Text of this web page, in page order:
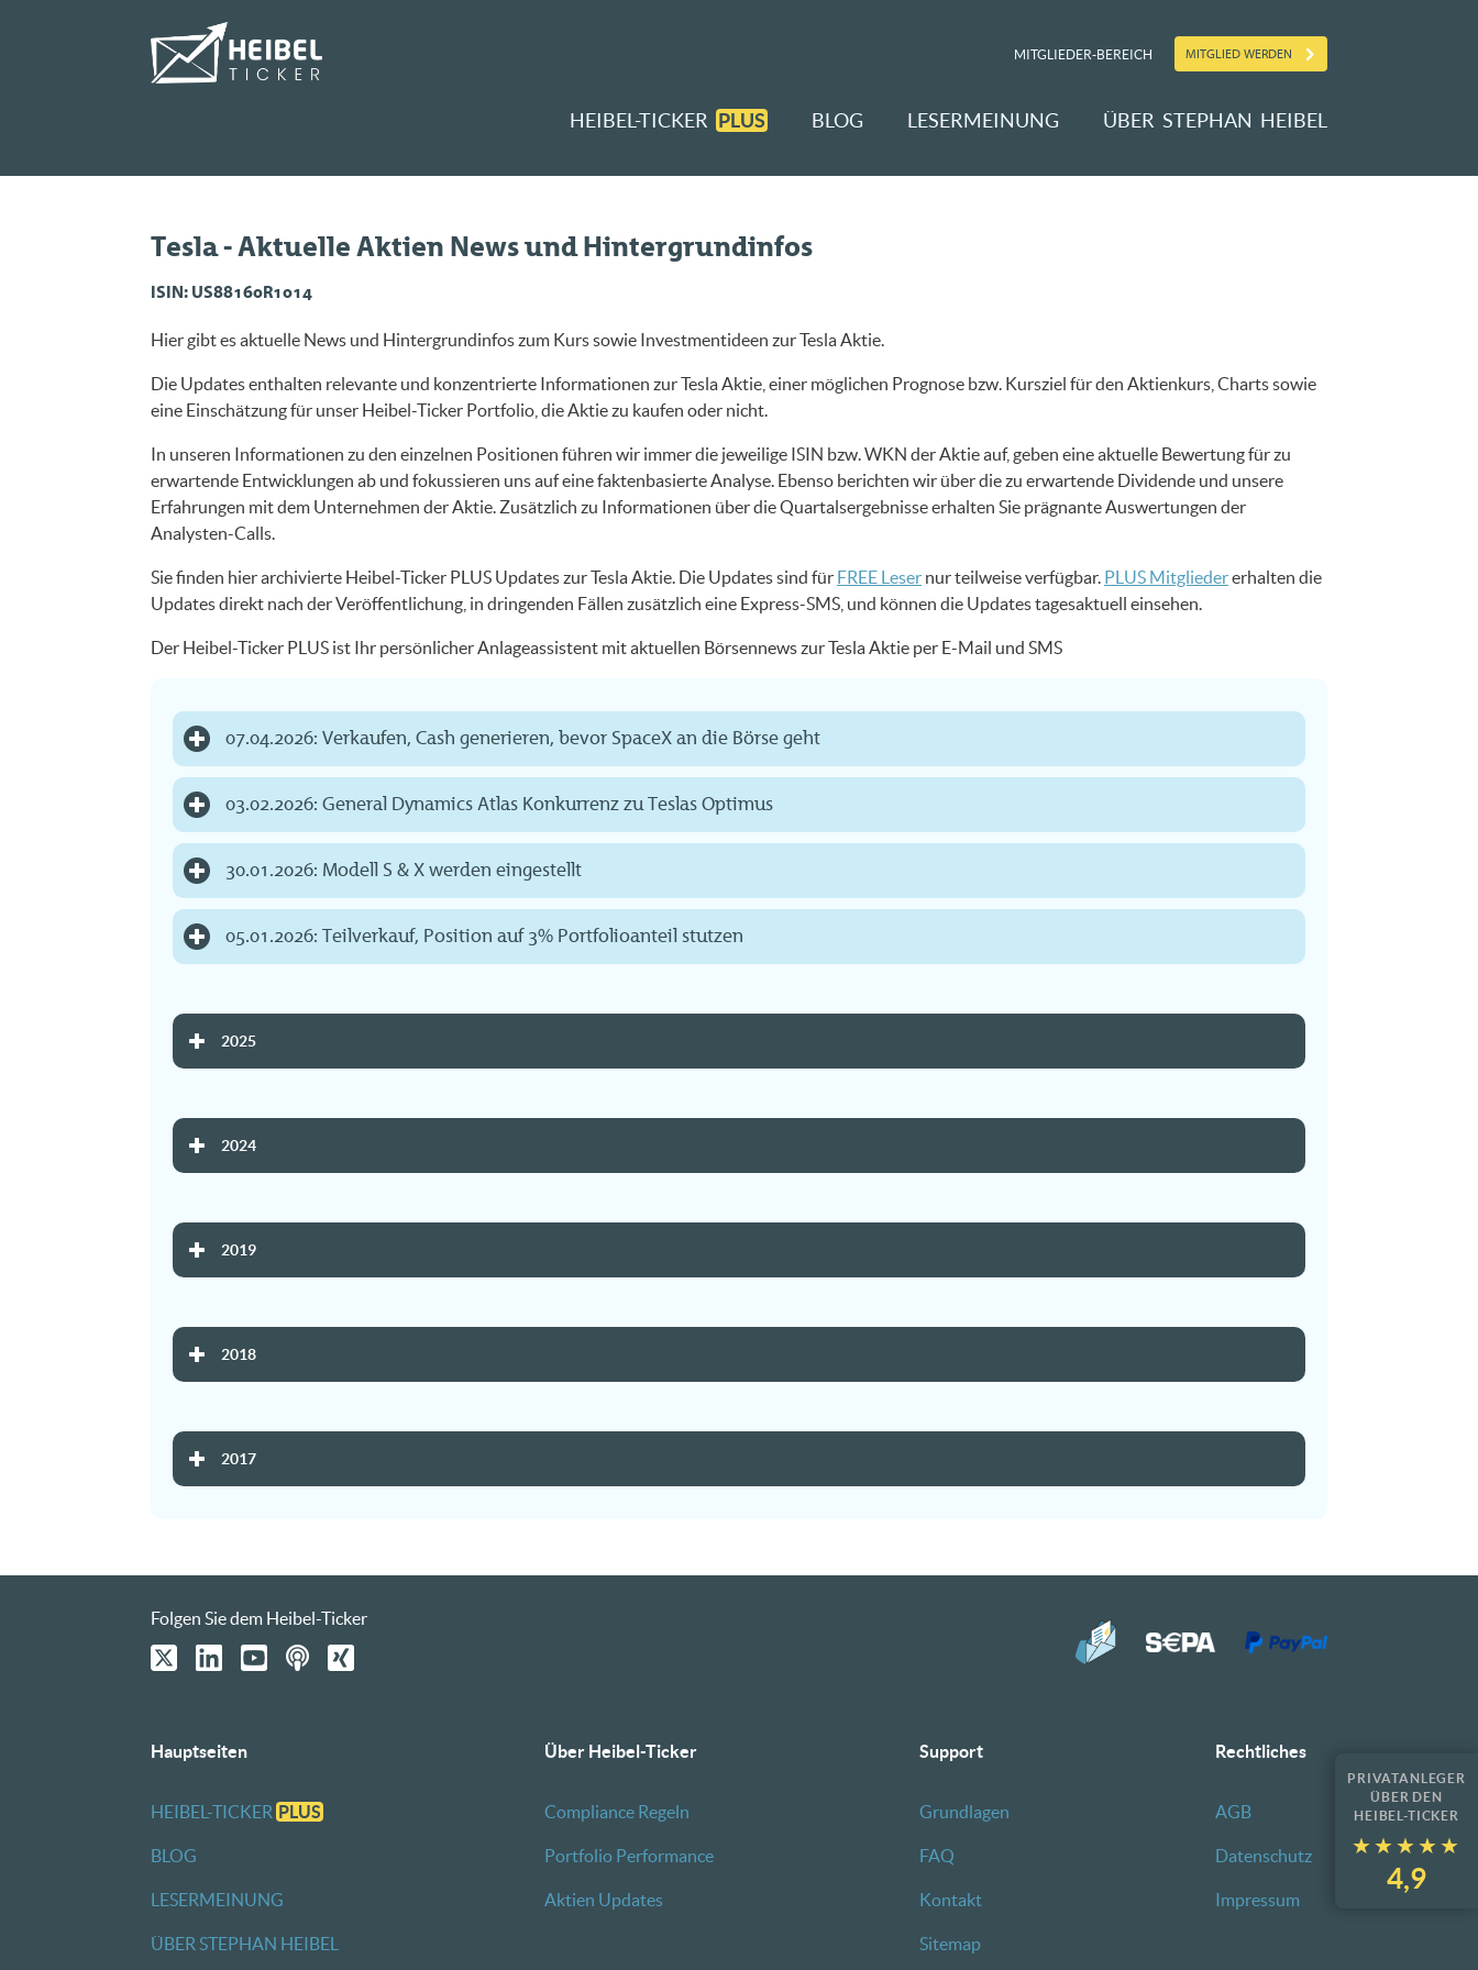
MITGLIEDER-BEREICH MITGLIED WERDEN
HEIBEL-TICKER PLUS BLOG LESERMEINUNG ÜBER STEPHAN HEIBEL
PRIVATANLEGER
ÜBER DEN
HEIBEL-TICKER
★★★★★
★★★★★
4,9
Tesla - Aktuelle Aktien News und Hintergrundinfos
ISIN: US88160R1014
Hier gibt es aktuelle News und Hintergrundinfos zum Kurs sowie Investmentideen zur Tesla Aktie.
Die Updates enthalten relevante und konzentrierte Informationen zur Tesla Aktie, einer möglichen Prognose bzw. Kursziel für den Aktienkurs, Charts sowie
eine Einschätzung für unser Heibel-Ticker Portfolio, die Aktie zu kaufen oder nicht.
In unseren Informationen zu den einzelnen Positionen führen wir immer die jeweilige ISIN bzw. WKN der Aktie auf, geben eine aktuelle Bewertung für zu
erwartende Entwicklungen ab und fokussieren uns auf eine faktenbasierte Analyse. Ebenso berichten wir über die zu erwartende Dividende und unsere
Erfahrungen mit dem Unternehmen der Aktie. Zusätzlich zu Informationen über die Quartalsergebnisse erhalten Sie prägnante Auswertungen der
Analysten-Calls.
Sie finden hier archivierte Heibel-Ticker PLUS Updates zur Tesla Aktie. Die Updates sind für FREE Leser nur teilweise verfügbar. PLUS Mitgliedererhalten die
Updates direkt nach der Veröffentlichung, in dringenden Fällen zusätzlich eine Express-SMS, und können die Updates tagesaktuell einsehen.
Der Heibel-Ticker PLUS ist Ihr persönlicher Anlageassistent mit aktuellen Börsennews zur Tesla Aktie per E-Mail und SMS
07.04.2026: Verkaufen, Cash generieren, bevor SpaceX an die Börse geht
03.02.2026: General Dynamics Atlas Konkurrenz zu Teslas Optimus
30.01.2026: Modell S & X werden eingestellt
05.01.2026: Teilverkauf, Position auf 3% Portfolioanteil stutzen
2025
2024
2019
2018
2017
Folgen Sie dem Heibel-Ticker
Hauptseiten
HEIBEL-TICKER PLUS
BLOG
LESERMEINUNG
ÜBER STEPHAN HEIBEL
Über Heibel-Ticker
Compliance Regeln
Portfolio Performance
Aktien Updates
Support
Grundlagen
FAQ
Kontakt
Sitemap
Rechtliches
AGB
Datenschutz
Impressum